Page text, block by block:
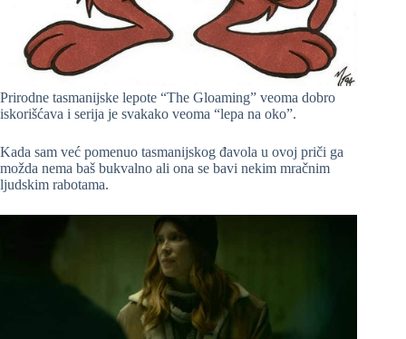
Prirodne tasmanijske lepote “The Gloaming” veoma dobro
iskorišćava i serija je svakako veoma “lepa na oko”.
Kada sam već pomenuo tasmanijskog đavola u ovoj priči ga
možda nema baš bukvalno ali ona se bavi nekim mračnim
ljudskim rabotama.